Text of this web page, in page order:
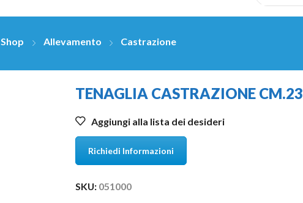
Shop Allevamento Castrazione
TENAGLIA CASTRAZIONE CM.23
Aggiungi alla lista dei desideri
Richiedi Informazioni
SKU: 051000